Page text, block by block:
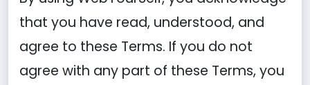
that you have read, understood, and
agree to these Terms. If you do not
agree with any part of these Terms, you